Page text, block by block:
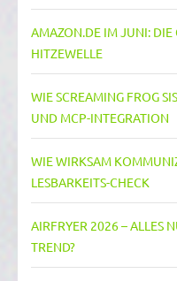
AMAZON.DE IM JUNI: DIE
ITZEWELLE
WIE SCREAMING FROG
UND MCP-INTEGRATION
WIE WIRKSAM
LESBARKEITS-CHECK
AIRFRYER 2026 – ALLES
REND?